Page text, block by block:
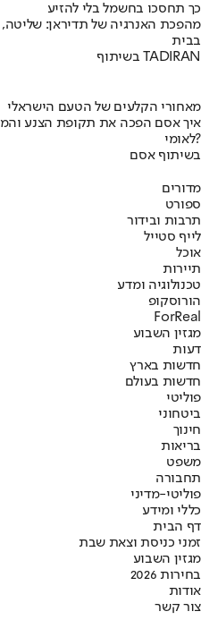
כך תחסכו בחשמל בלי להזיע
מהפכת האנרגיה של תדיראן:
בבית
בשיתוף TADIRAN
מאחורי הקלעים של הטעם הישראלי
לאומי?
בשיתוף אסם
מדורים
ספורט
תרבות ובידור
לייף סטייל
אוכל
תיירות
טכנולוגיה ומדע
הורוסקופ
ForReal
מגזין השבוע
דעות
חדשות בארץ
חדשות בעולם
פוליטי
ביטחוני
חינוך
בריאות
משפט
תחבורה
פוליטי-מדיני
כללי ומידע
דף הבית
זמני כניסת וצאת שבת
מגזין השבוע
בחירות 2026
אודות
צור קשר